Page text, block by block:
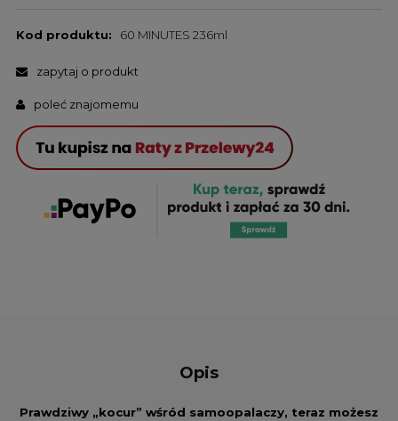
Kod produktu: 60 MINUTES 236ml
zapytaj o produkt
poleć znajomemu
Opis
Prawdziwy „kocur” wśród samoopalaczy, teraz możesz